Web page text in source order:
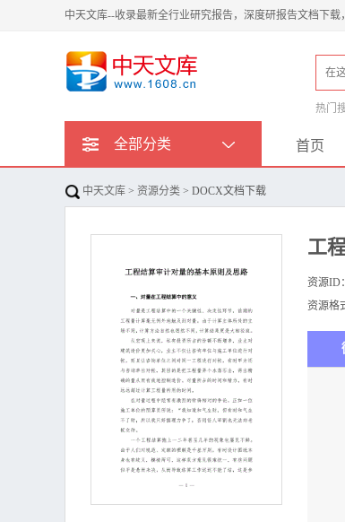
中天文库--收录最新全行业研究报告，深度研报告文档下载
热门
全部分类 首页
中天文库 > 资源分类 > DOCX文档下载
工
资源ID：
资源格